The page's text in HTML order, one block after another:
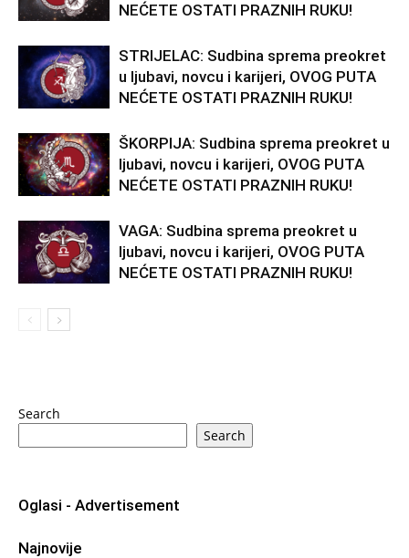
NEĆETE OSTATI PRAZNIH RUKU!
STRIJELAC: Sudbina sprema preokret
u ljubavi, novcu i karijeri, OVOG PUTA
NEĆETE OSTATI PRAZNIH RUKU!
ŠKORPIJA: Sudbina sprema preokret u
ljubavi, novcu i karijeri, OVOG PUTA
NEĆETE OSTATI PRAZNIH RUKU!
VAGA: Sudbina sprema preokret u
ljubavi, novcu i karijeri, OVOG PUTA
NEĆETE OSTATI PRAZNIH RUKU!
Search
Search
Oglasi - Advertisement
Najnovije